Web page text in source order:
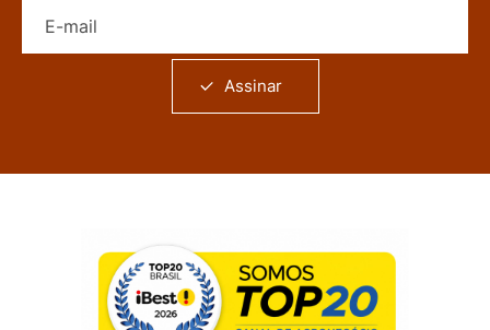
Assinar